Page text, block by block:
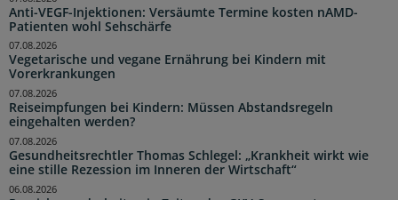
Anti-VEGF-Injektionen: Versäumte Termine kosten nAMD-
Patienten wohl Sehschärfe
Vegetarische und vegane Ernährung bei Kindern mit
Vorerkrankungen
07.08.2026
Reiseimpfungen bei Kindern: Müssen Abstandsregeln
eingehalten werden?
07.08.2026
Gesundheitsrechtler Thomas Schlegel: „Krankheit wirkt wie
eine stille Rezession im Inneren der Wirtschaft“
07.08.2026
06.08.2026